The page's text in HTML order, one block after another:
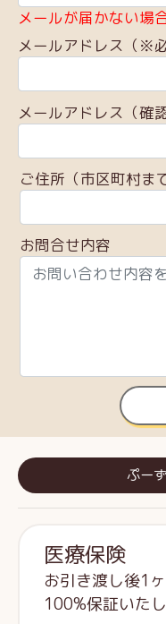
メールが届かない場
メールアドレス（※必
メールアドレス（確
ご住所（市区町村ま
お問合せ内容
ぷー
医療保険
お引き渡し後1
100%保証いた